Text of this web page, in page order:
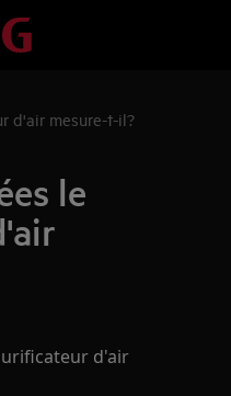
d'air mesure-t-il?
le
d'air